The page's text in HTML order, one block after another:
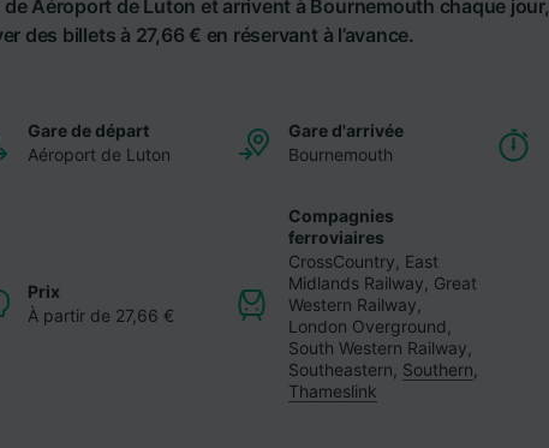
Aéroport de Luton et arrivent à Bournemouth chaque jour,
des billets à 27,66 € en réservant à l’avance.
Gare de départ
Aéroport de Luton
Gare d'arrivée
Bournemouth
Prix
À partir de 27,66 €
Compagnies
ferroviaires
CrossCountry East
Midlands Railway Great
Western Railway
London Overground
South Western Railway
Southeastern Southern
Thameslink